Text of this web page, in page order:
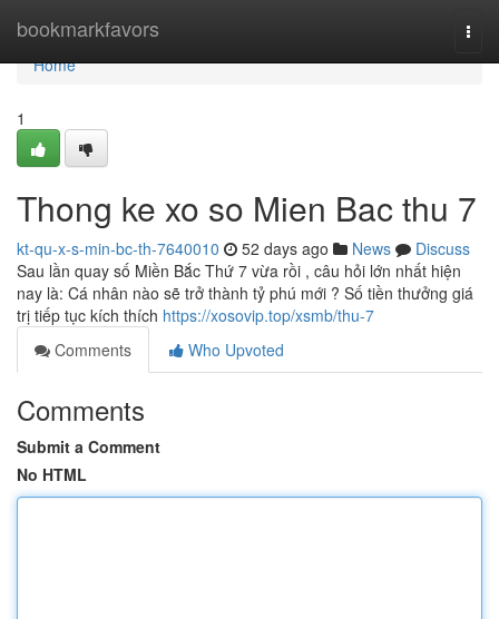
bookmarkfavors
Home
Home
1
Thong ke xo so Mien Bac thu 7
kt-qu-x-s-min-bc-th-7640010 52 days ago News
Discuss
Sau lần quay số Miền Bắc Thứ 7 vừa rồi , câu hỏi lớn nhất hiện
nay là: Cá nhân nào sẽ trở thành tỷ phú mới ? Số tiền thưởng giá
trị tiếp tục kích thích https://xosovip.top/xsmb/thu-7
Comments
Who Upvoted
Comments
Submit a Comment
No HTML